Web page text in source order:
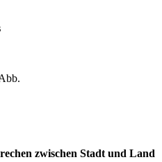
zwischen Stadt und Land